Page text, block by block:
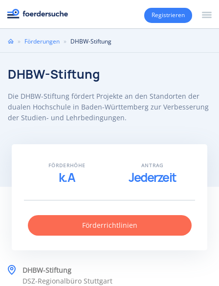
Registrieren
Sie» Förderungen » DHBW-Stiftung
DHBW-Stiftung
Die DHBW-Stiftung fördert Projekte an den Standorten der
dualen Hochschule in Baden-Württemberg zur Verbesserung
der Studien- und Lehrbedingungen.
DHBW-Stiftung
DSZ-Regionalbüro Stuttgart
FÖRDERHÖHE
k.A
ANTRAG
Jederzeit
Förderrichtlinien